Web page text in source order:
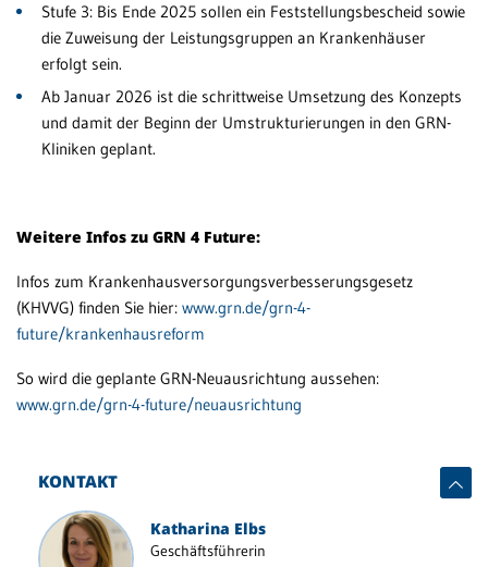
Stufe 3: Bis Ende 2025 sollen ein Feststellungsbescheid sowie
die Zuweisung der Leistungsgruppen an Krankenhäuser
erfolgt sein.
Ab Januar 2026 ist die schrittweise Umsetzung des Konzepts
und damit der Beginn der Umstrukturierungen in den GRN-
Kliniken geplant.
Weitere Infos zu GRN 4 Future:
Infos zum Krankenhausversorgungsverbesserungsgesetz
(KHVVG) finden Sie hier: www.grn.de/grn-4-
future/krankenhausreform
So wird die geplante GRN-Neuausrichtung aussehen:
www.grn.de/grn-4-future/neuausrichtung
KONTAKT
Katharina Elbs
Geschäftsführerin